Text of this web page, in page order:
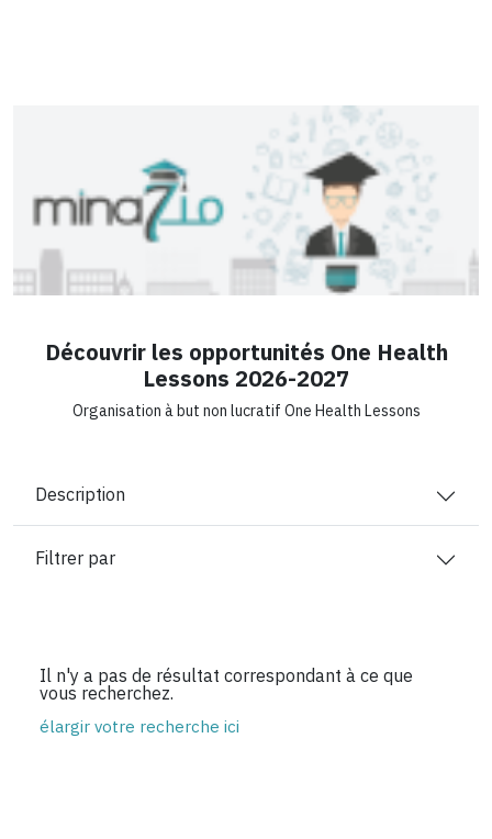
Découvrir les opportunités One Health
Lessons 2026-2027
Organisation à but non lucratif One Health Lessons
Description
Filtrer par
Il n'y a pas de résultat correspondant à ce que
vous recherchez.
élargir votre recherche ici